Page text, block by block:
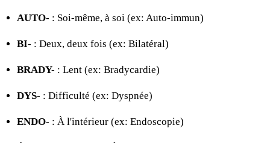
AUTO- : Soi-même, à soi (ex: Auto-immun)
BI- : Deux, deux fois (ex: Bilatéral)
BRADY- : Lent (ex: Bradycardie)
DYS- : Difficulté (ex: Dyspnée)
ENDO- : À l'intérieur (ex: Endoscopie)